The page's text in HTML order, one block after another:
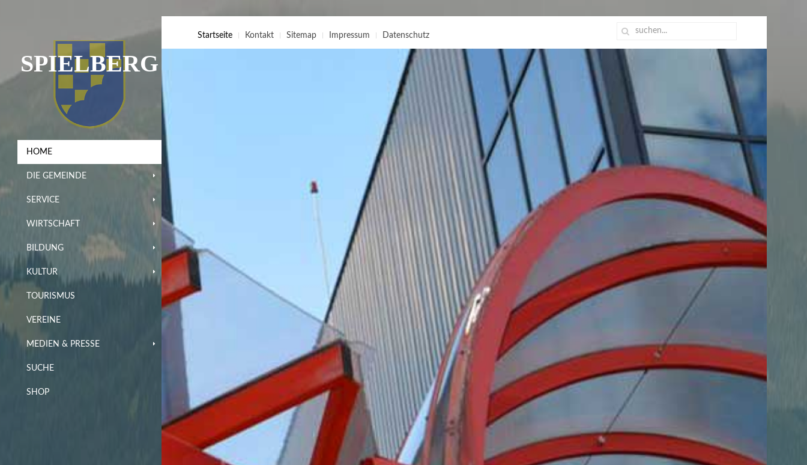
SPIELBERG
HOME
DIE GEMEINDE
SERVICE
WIRTSCHAFT
BILDUNG
KULTUR
TOURISMUS
VEREINE
MEDIEN & PRESSE
SUCHE
SHOP
Startseite Kontakt Sitemap Impressum Datenschutz